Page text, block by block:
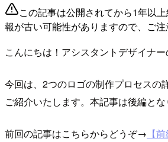
この記事は公開されてから1年以
報が古い可能性がありますので、ご注
こんにちは！アシスタントデザイナー
今回は、2つのロゴの制作プロセスの
ご紹介いたします。本記事は後編とな
前回の記事はこちらからどうぞ→ 【